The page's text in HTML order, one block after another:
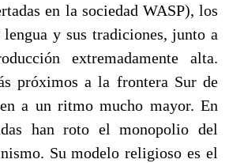
en la sociedad WASP), los
lengua y sus tradiciones, junto a
extremadamente alta.
próximos a la frontera Sur de
a un ritmo mucho mayor. En
han roto el monopolio del
Su modelo religioso es el